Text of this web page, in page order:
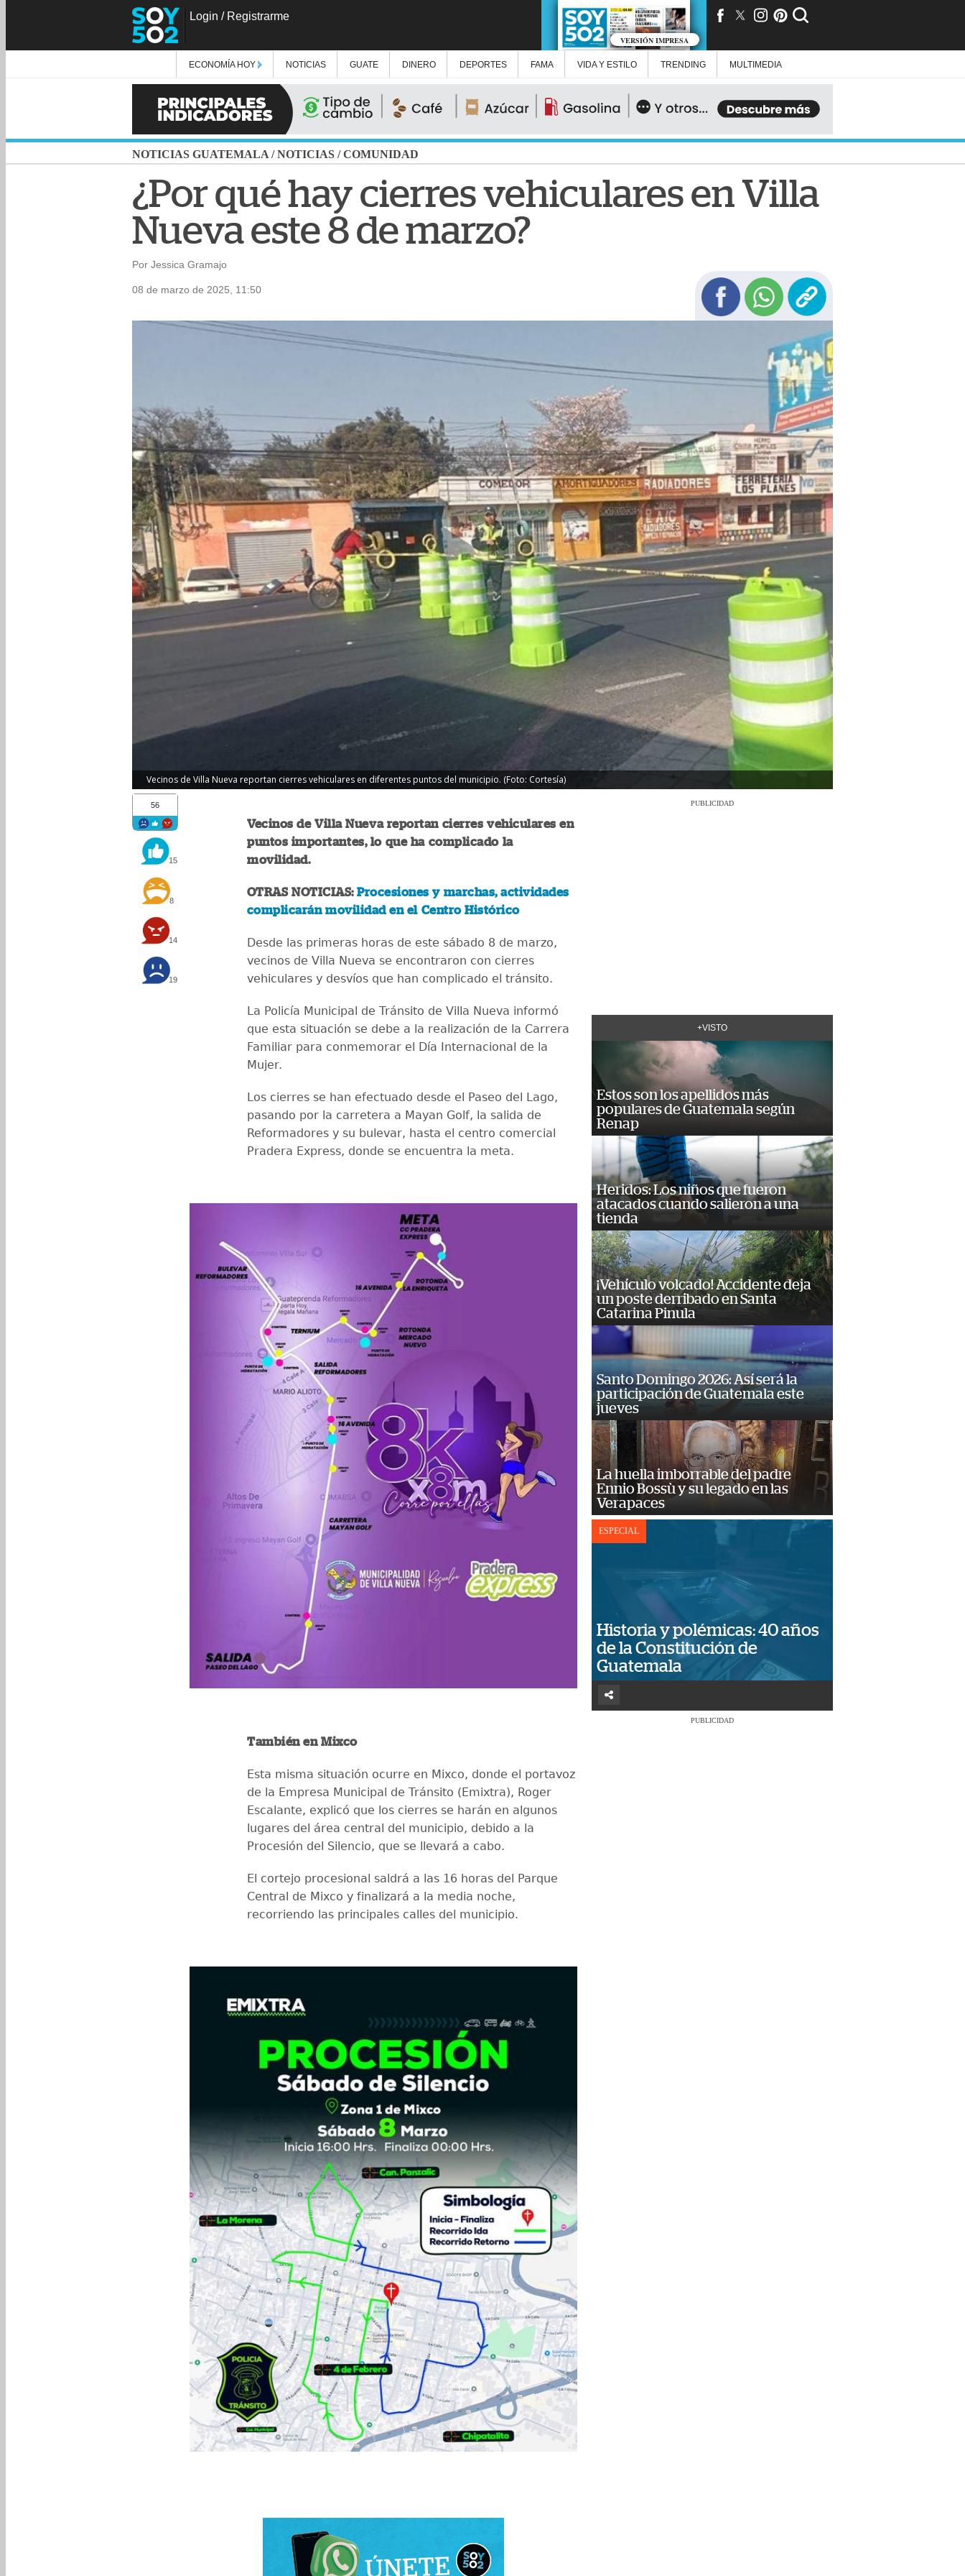
Login / Registrarme
VERSIÓN IMPRESA
ECONOMÍA HOY NOTICIAS GUATE DINERO DEPORTES FAMA VIDA Y ESTILO TRENDING MULTIMEDIA
NOTICIAS GUATEMALA /NOTICIAS /COMUNIDAD
¿Por qué hay cierres vehiculares en Villa
Nueva este 8 de marzo?
Por Jessica Gramajo
08 de marzo de 2025, 11:50
Vecinos de Villa Nueva reportan cierres vehiculares en diferentes puntos del municipio. (Foto: Cortesía)
56
15
8
14
19
Vecinos de Villa Nueva reportan cierres vehiculares en
puntos importantes, lo que ha complicado la
movilidad.
OTRAS NOTICIAS:Procesiones y marchas, actividades
complicarán movilidad en el Centro Histórico
Desde las primeras horas de este sábado 8 de marzo,
vecinos de Villa Nueva se encontraron con cierres
vehiculares y desvíos que han complicado el tránsito.
La Policía Municipal de Tránsito de Villa Nueva informó
que esta situación se debe a la realización de la Carrera
Familiar para conmemorar el Día Internacional de la
Mujer.
Los cierres se han efectuado desde el Paseo del Lago,
pasando por la carretera a Mayan Golf, la salida de
Reformadores y su bulevar, hasta el centro comercial
Pradera Express, donde se encuentra la meta.
También en Mixco
Esta misma situación ocurre en Mixco, donde el portavoz
de la Empresa Municipal de Tránsito (Emixtra), Roger
Escalante, explicó que los cierres se harán en algunos
lugares del área central del municipio, debido a la
Procesión del Silencio, que se llevará a cabo.
El cortejo procesional saldrá a las 16 horas del Parque
Central de Mixco y finalizará a la media noche,
recorriendo las principales calles del municipio.
PUBLICIDAD
+VISTO
Estos son los apellidos más
populares de Guatemala según
Renap
Heridos: Los niños que fueron
atacados cuando salieron a una
tienda
¡Vehículo volcado! Accidente deja
un poste derribado en Santa
Catarina Pinula
Santo Domingo 2026: Así será la
participación de Guatemala este
jueves
La huella imborrable del padre
Ennio Bossù y su legado en las
Verapaces
ESPECIAL
Historia y polémicas: 40 años
de la Constitución de
Guatemala
PUBLICIDAD